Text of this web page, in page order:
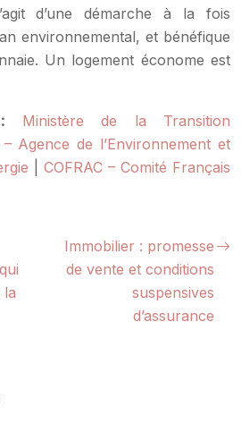
d’une démarche à la fois
environnemental, et bénéfique
Un logement économe est
: Ministère de la Transition
– Agence de l’Environnement et
COFRAC – Comité Français
la
Immobilier : promesse
de vente et conditions
suspensives
d’assurance